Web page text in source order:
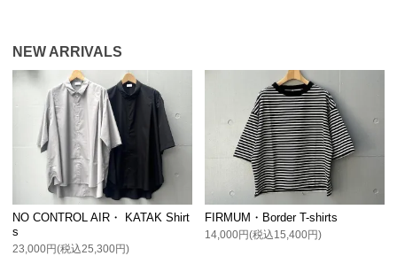
NEW ARRIVALS
NO CONTROL AIR・ KATAK Shirt
s
23,000円(税込25,300円)
FIRMUM・Border T-shirts
14,000円(税込15,400円)